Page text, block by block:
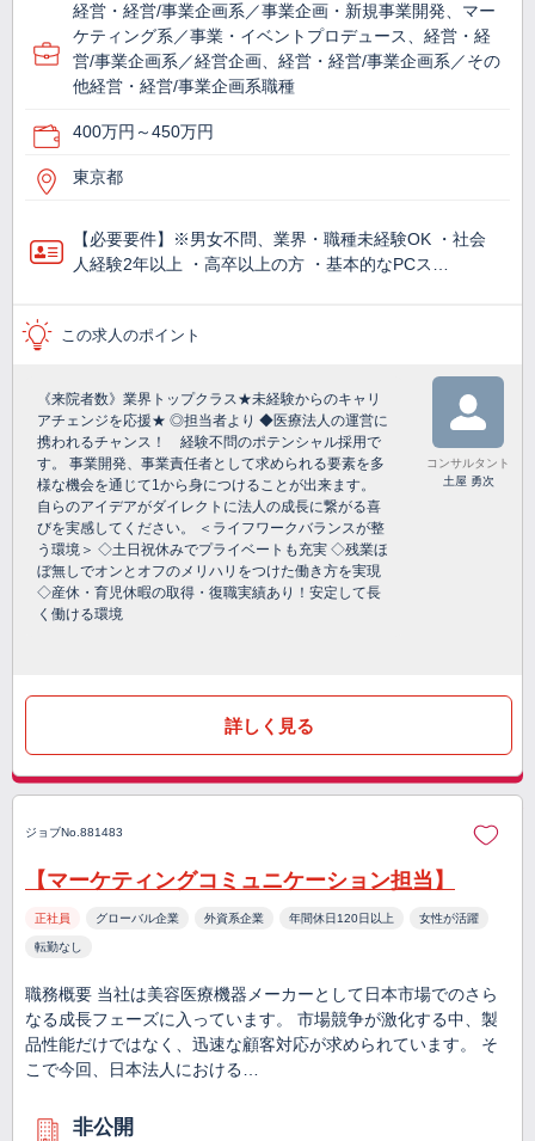
経営・経営/事業企画系／事業企画・新規事業開発、マー
ケティング系／事業・イベントプロデュース、経営・経
営/事業企画系／経営企画、経営・経営/事業企画系／その
他経営・経営/事業企画系職種
400万円～450万円
東京都
【必要要件】※男女不問、業界・職種未経験OK ・社会
人経験2年以上 ・高卒以上の方 ・基本的なPCス…
この求人のポイント
《来院者数》業界トップクラス★未経験からのキャリ
アチェンジを応援★ ◎担当者より ◆医療法人の運営に
携われるチャンス！ 経験不問のポテンシャル採用で
す。 事業開発、事業責任者として求められる要素を多
様な機会を通じて1から身につけることが出来ます。
自らのアイデアがダイレクトに法人の成長に繋がる喜
びを実感してください。 ＜ライフワークバランスが整
う環境＞ ◇土日祝休みでプライベートも充実 ◇残業ほ
ぼ無しでオンとオフのメリハリをつけた働き方を実現
◇産休・育児休暇の取得・復職実績あり！安定して長
く働ける環境
コンサルタント
土屋 勇次
詳しく見る
ジョブNo.881483
【マーケティングコミュニケーション担当】
正社員 グローバル企業 外資系企業 年間休日120日以上 女性が活躍
転勤なし
職務概要 当社は美容医療機器メーカーとして日本市場でのさら
なる成長フェーズに入っています。 市場競争が激化する中、製
品性能だけではなく、迅速な顧客対応が求められています。 そ
こで今回、日本法人における…
非公開